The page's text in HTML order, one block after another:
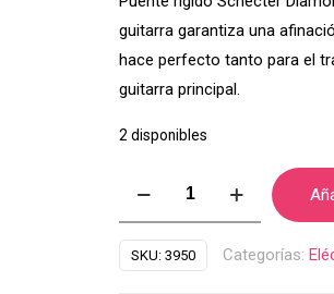
guitarra garantiza una
hace perfecto tanto para el
guitarra principal.
2 disponibles
Schecter
C-
SKU: 3950 Categorías: